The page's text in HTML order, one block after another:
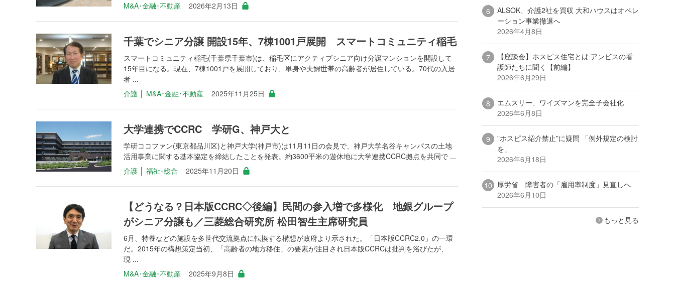
M&A･金融･不動産
2026年2月13日
千葉でシニア分譲 開設15年、7棟1001戸展開 スマートコミュニティ稲毛
スマートコミュニティ稲毛(千葉県千葉市)は、稲毛区にアクティブシニア向け分譲マンションを開設して
15年目になる。現在、7棟1001戸を展開しており、単身や夫婦世帯の高齢者が居住している。70代の入居
者 ...
介護
M&A･金融･不動産 2025年11月25日
大学連携でCCRC 学研G、神戸大と
学研ココファン(東京都品川区)と神戸大学(神戸市)は11月11日の会見で、神戸大学名谷キャンパスの土地
活用事業に関する基本協定を締結したことを発表。約3600平米の遊休地に大学連携CCRC拠点を共同で ...
介護
福祉･総合 2025年11月20日
【どうなる？日本版CCRC◇後編】民間の参入増で多様化 地銀グループ
がシニア分譲も／三菱総合研究所 松田智生主席研究員
6月、特養などの施設を多世代交流拠点に転換する構想が政府より示された。「日本版CCRC2.0」の一環
だ。2015年の構想策定当初、「高齢者の地方移住」の要素が注目され日本版CCRCは批判を浴びたが、
現 ...
M&A･金融･不動産
2025年9月8日
ALSOK、介護2社を買収 大和ハウスはオペレ
ーション事業撤退へ
2026年4月8日
【座談会】ホスピス住宅とは アンビスの看
護師たちに聞く【前編】
2026年6月29日
エムスリー、ワイズマンを完全子会社化
2026年6月8日
”ホスピス紹介禁止”に疑問 「例外規定の検討
を」
2026年6月18日
厚労省 障害者の「雇用率制度」見直しへ
2026年6月10日
もっと見る